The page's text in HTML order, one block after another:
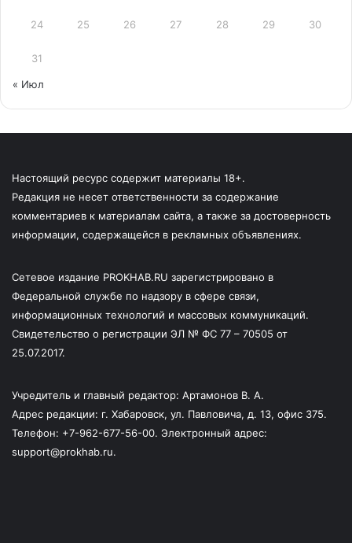
24 25 26 27 28 29 30
31
« Июл
Настоящий ресурс содержит материалы 18+.
Редакция не несет ответственности за содержание
комментариев к материалам сайта, а также за достоверность
информации, содержащейся в рекламных объявлениях.
Сетевое издание PROKHAB.RU зарегистрировано в
Федеральной службе по надзору в сфере связи,
информационных технологий и массовых коммуникаций.
Свидетельство о регистрации ЭЛ № ФС 77 – 70505 от
25.07.2017.
Учредитель и главный редактор: Артамонов В. А.
Адрес редакции: г. Хабаровск, ул. Павловича, д. 13, офис 375.
Телефон: +7-962-677-56-00. Электронный адрес:
support@prokhab.ru.